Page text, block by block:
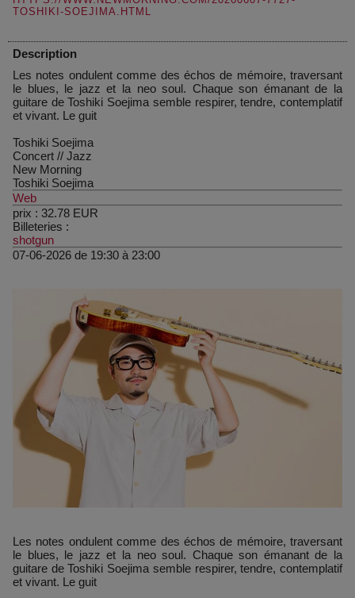
TOSHIKI-SOEJIMA.HTML
Description
Les notes ondulent comme des échos de mémoire, traversant
le blues, le jazz et la neo soul. Chaque son émanant de la
guitare de Toshiki Soejima semble respirer, tendre, contemplatif
et vivant. Le guit
Toshiki Soejima
Concert // Jazz
New Morning
Toshiki Soejima
Web
prix : 32.78 EUR
Billeteries :
shotgun
07-06-2026 de 19:30 à 23:00
Les notes ondulent comme des échos de mémoire, traversant
le blues, le jazz et la neo soul. Chaque son émanant de la
guitare de Toshiki Soejima semble respirer, tendre, contemplatif
et vivant. Le guit